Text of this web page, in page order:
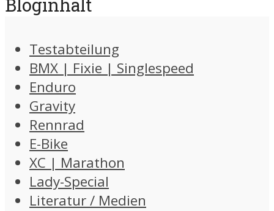
Bloginhalt
Testabteilung
BMX | Fixie | Singlespeed
Enduro
Gravity
Rennrad
E-Bike
XC | Marathon
Lady-Special
Literatur / Medien